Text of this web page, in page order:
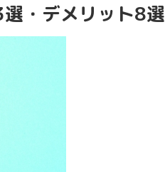
・デメリット8選